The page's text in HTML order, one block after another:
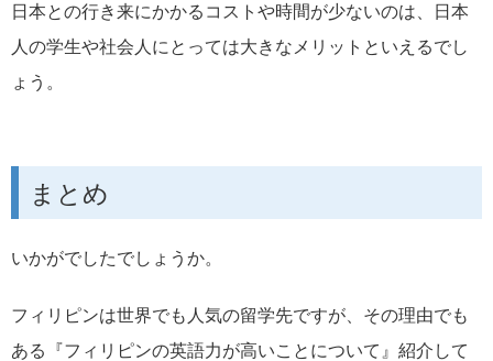
日本との行き来にかかるコストや時間が少ないのは、日本
人の学生や社会人にとっては大きなメリットといえるでし
ょう。
まとめ
いかがでしたでしょうか。
フィリピンは世界でも人気の留学先ですが、その理由でも
ある『フィリピンの英語力が高いことについて』紹介して